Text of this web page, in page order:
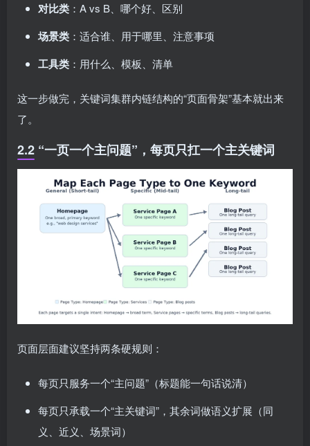
对比类 ：A vs B、哪个好、区别
场景类 ：适合谁、用于哪里、注意事项
工具类 ：用什么、模板、清单
这一步做完，关键词集群内链结构的“页面骨架”基本就出来
了。
2.2 “一页一个主问题”，每页只扛一个主关键词
页面层面建议坚持两条硬规则：
每页只服务一个“主问题”（标题能一句话说清）
每页只承载一个“主关键词”，其余词做语义扩展（同
义、近义、场景词）